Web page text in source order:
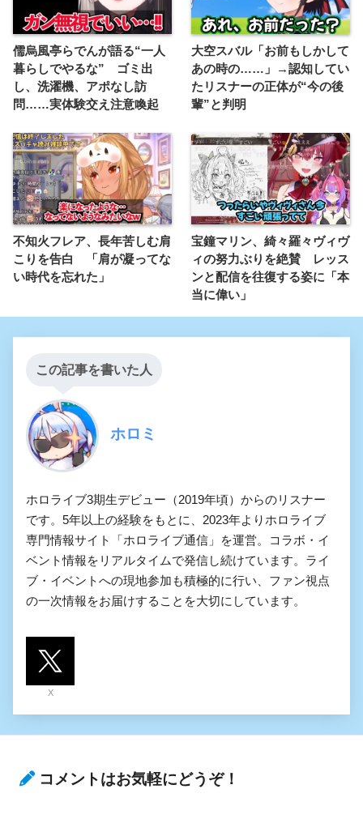
儒烏風亭らでんが語る“一人
暮らしでやるな” ゴミ出
し、洗濯機、アポなし訪
問……実体験交え注意喚起
大空スバル「お前もしかして
あの時の……」→認知してい
たリスナーの正体が“今の後
輩”と判明
不知火フレア、長年苦しむ肩
こりを告白 「肩が凝ってな
い時代を忘れた」
宝鐘マリン、綺々羅々ヴィヴ
ィの努力ぶりを絶賛 レッス
ンと配信を往復する姿に「本
当に偉い」
この記事を書いた人
ホロミ
ホロライブ3期生デビュー（2019年頃）からのリスナー
です。5年以上の経験をもとに、2023年よりホロライブ
専門情報サイト「ホロライブ通信」を運営。コラボ・イ
ベント情報をリアルタイムで発信し続けています。ライ
ブ・イベントへの現地参加も積極的に行い、ファン視点
の一次情報をお届けすることを大切にしています。
X
コメントはお気軽にどうぞ！